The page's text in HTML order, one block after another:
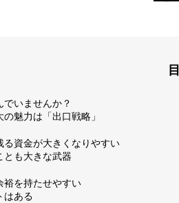
いませんか？
魅力は「出口戦略」
る資金が大きくなりやすい
とも大きな武器
裕を持たせやすい
はある